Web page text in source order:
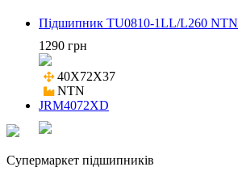
Підшипник TU0810-1LL/L260 NTN
1290 грн
40X72X37
NTN
JRM4072XD
Cупермаркет підшипників